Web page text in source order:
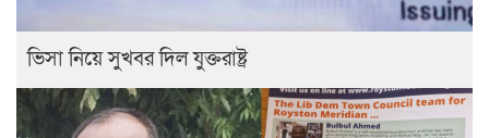
ভিসা নিয়ে সুখবর দিল যুক্তরাষ্ট্র